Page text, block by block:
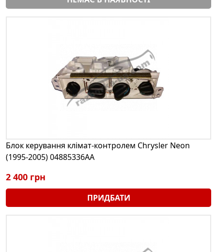
Блок керування клімат-контролем Chrysler Neon
(1995-2005) 04885336AA
2 400 грн
ПРИДБАТИ